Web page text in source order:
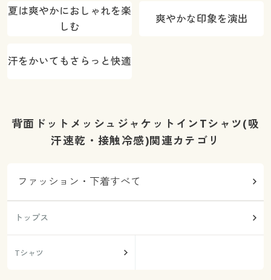
夏は爽やかにおしゃれを楽
しむ
爽やかな印象を演出
汗をかいてもさらっと快適
背面ドットメッシュジャケットインTシャツ(吸
汗速乾・接触冷感)関連カテゴリ
ファッション・下着すべて
トップス
Tシャツ